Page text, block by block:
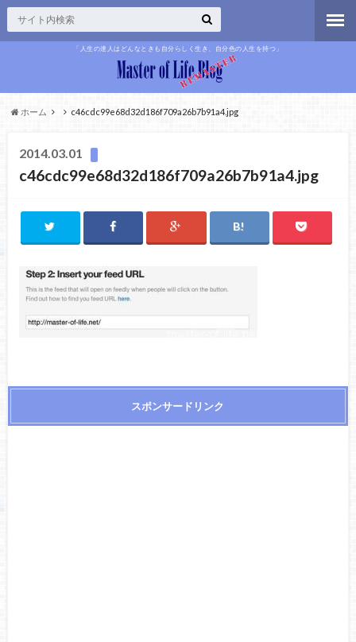
「人生の達人はどんなときも自分らしく生き、自分色の人生を持つ」
ホーム c46cdc99e68d32d186f709a26b7b91a4.jpg
2014.03.01
c46cdc99e68d32d186f709a26b7b91a4.jpg
スポンサードリンク